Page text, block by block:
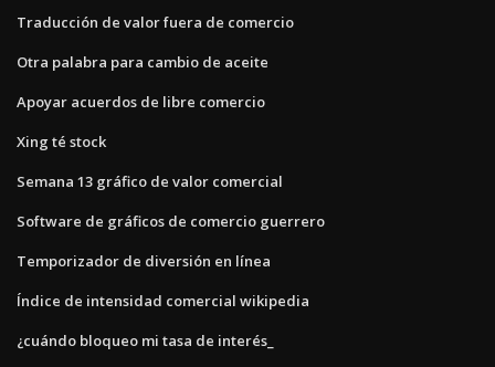
Traducción de valor fuera de comercio
Otra palabra para cambio de aceite
Apoyar acuerdos de libre comercio
Xing té stock
Semana 13 gráfico de valor comercial
Software de gráficos de comercio guerrero
Temporizador de diversión en línea
Índice de intensidad comercial wikipedia
¿cuándo bloqueo mi tasa de interés_